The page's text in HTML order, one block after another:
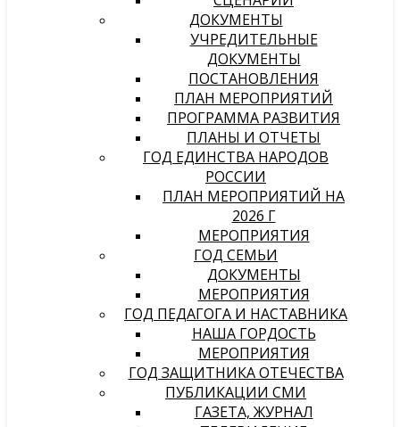
ДОКУМЕНТЫ
УЧРЕДИТЕЛЬНЫЕ
ДОКУМЕНТЫ
ПОСТАНОВЛЕНИЯ
ПЛАН МЕРОПРИЯТИЙ
ПРОГРАММА РАЗВИТИЯ
ПЛАНЫ И ОТЧЕТЫ
ГОД ЕДИНСТВА НАРОДОВ
РОССИИ
ПЛАН МЕРОПРИЯТИЙ НА
2026 Г
МЕРОПРИЯТИЯ
ГОД СЕМЬИ
ДОКУМЕНТЫ
МЕРОПРИЯТИЯ
ГОД ПЕДАГОГА И НАСТАВНИКА
НАША ГОРДОСТЬ
МЕРОПРИЯТИЯ
ГОД ЗАЩИТНИКА ОТЕЧЕСТВА
ПУБЛИКАЦИИ СМИ
ГАЗЕТА, ЖУРНАЛ